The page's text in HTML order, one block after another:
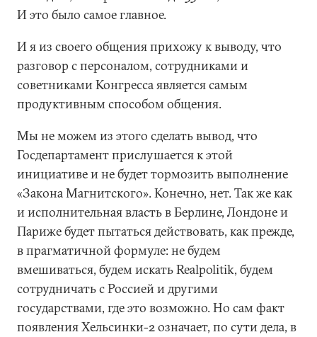
И это было самое главное.
И я из своего общения прихожу к выводу, что
разговор с персоналом, сотрудниками и
советниками Конгресса является самым
продуктивным способом общения.
Мы не можем из этого сделать вывод, что
Госдепартамент прислушается к этой
инициативе и не будет тормозить выполнение
«Закона Магнитского». Конечно, нет. Так же как
и исполнительная власть в Берлине, Лондоне и
Париже будет пытаться действовать, как прежде,
в прагматичной формуле: не будем
вмешиваться, будем искать Realpolitik, будем
сотрудничать с Россией и другими
государствами, где это возможно. Но сам факт
появления Хельсинки-2 означает, по сути дела, в